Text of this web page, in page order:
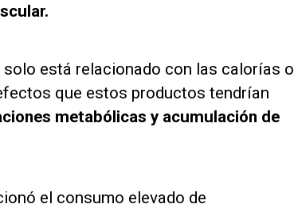
está relacionado con las calorías o
que estos productos tendrían
metabólicas y acumulación de
el consumo elevado de